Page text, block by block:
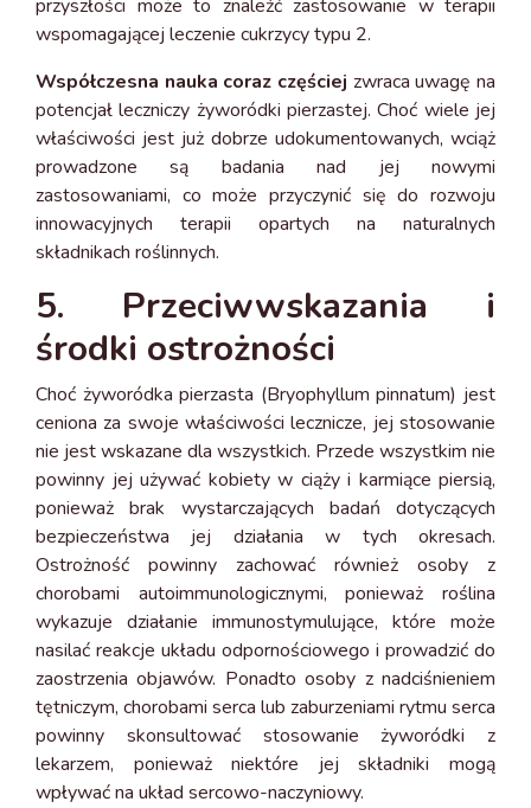
przyszłości może to znaleźć zastosowanie w terapii
wspomagającej leczenie cukrzycy typu 2.
Współczesna nauka coraz częściej zwraca uwagę na
potencjał leczniczy żyworódki pierzastej. Choć wiele jej
właściwości jest już dobrze udokumentowanych, wciąż
prowadzone są badania nad jej nowymi
zastosowaniami, co może przyczynić się do rozwoju
innowacyjnych terapii opartych na naturalnych
składnikach roślinnych.
5. Przeciwwskazania i
środki ostrożności
Choć żyworódka pierzasta (Bryophyllum pinnatum) jest
ceniona za swoje właściwości lecznicze, jej stosowanie
nie jest wskazane dla wszystkich. Przede wszystkim nie
powinny jej używać kobiety w ciąży i karmiące piersią,
ponieważ brak wystarczających badań dotyczących
bezpieczeństwa jej działania w tych okresach.
Ostrożność powinny zachować również osoby z
chorobami autoimmunologicznymi, ponieważ roślina
wykazuje działanie immunostymulujące, które może
nasilać reakcje układu odpornościowego i prowadzić do
zaostrzenia objawów. Ponadto osoby z nadciśnieniem
tętniczym, chorobami serca lub zaburzeniami rytmu serca
powinny skonsultować stosowanie żyworódki z
lekarzem, ponieważ niektóre jej składniki mogą
wpływać na układ sercowo-naczyniowy.